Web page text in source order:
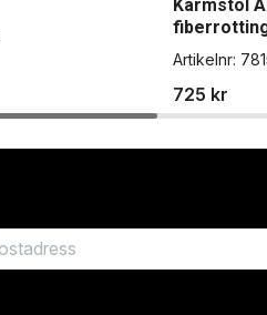
Karmstol
Artikelnr:
725 kr